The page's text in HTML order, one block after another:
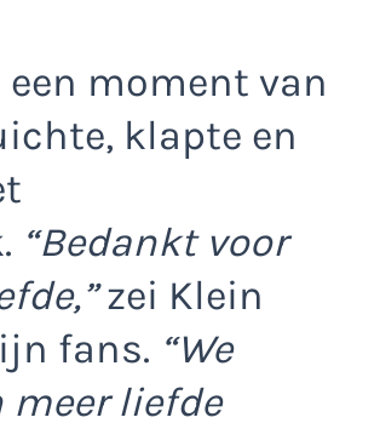
moment van
klapte en
“Bedankt voor
zei Klein
fans. “We
meer liefde